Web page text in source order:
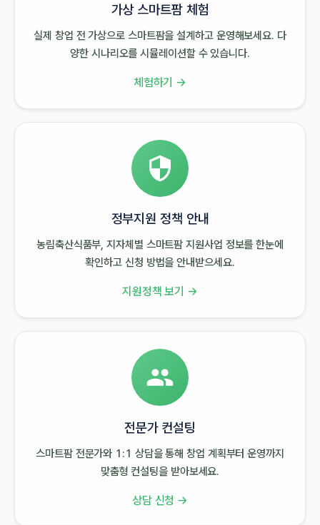
가상 스마트팜 체험
실제 창업 전 가상으로 스마트팜을 설계하고 운영해보세요. 다
양한 시나리오를 시뮬레이션할 수 있습니다.
체험하기 →
정부지원 정책 안내
농림축산식품부, 지자체별 스마트팜 지원사업 정보를 한눈에
확인하고 신청 방법을 안내받으세요.
지원정책 보기 →
전문가 컨설팅
스마트팜 전문가와 1:1 상담을 통해 창업 계획부터 운영까지
맞춤형 컨설팅을 받아보세요.
상담 신청 →